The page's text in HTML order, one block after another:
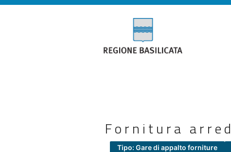
Fornitura
Tipo: Gare di appalto forniture